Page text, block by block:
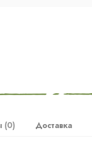
(0) Доставка